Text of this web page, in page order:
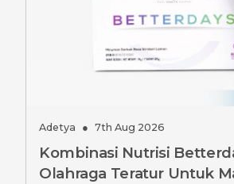
Adetya ● 7th Aug 2026
Kombinasi Nutrisi
Olahraga Teratur Untuk